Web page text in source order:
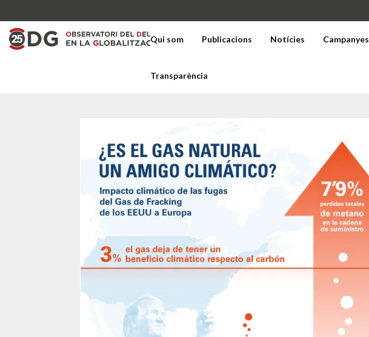
Qui som Publicacions Notícies Campanyes
Transparència